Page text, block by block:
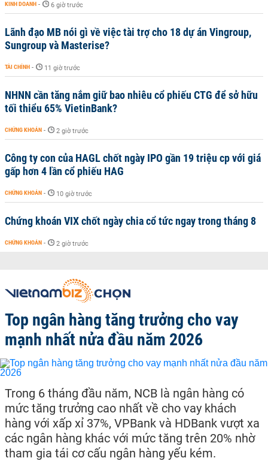
KINH DOANH - 6 giờ trước
Lãnh đạo MB nói gì về việc tài trợ cho 18 dự án Vingroup,
Sungroup và Masterise?
TÀI CHÍNH - 11 giờ trước
NHNN cần tăng nắm giữ bao nhiêu cổ phiếu CTG để sở hữu
tối thiểu 65% VietinBank?
CHỨNG KHOÁN - 2 giờ trước
Công ty con của HAGL chốt ngày IPO gần 19 triệu cp với giá
gấp hơn 4 lần cổ phiếu HAG
CHỨNG KHOÁN - 10 giờ trước
Chứng khoán VIX chốt ngày chia cổ tức ngay trong tháng 8
CHỨNG KHOÁN - 2 giờ trước
Top ngân hàng tăng trưởng cho vay
mạnh nhất nửa đầu năm 2026
Trong 6 tháng đầu năm, NCB là ngân hàng có
mức tăng trưởng cao nhất về cho vay khách
hàng với xấp xỉ 37%, VPBank và HDBank vượt xa
các ngân hàng khác với mức tăng trên 20% nhờ
tham gia tái cơ cấu ngân hàng yếu kém.